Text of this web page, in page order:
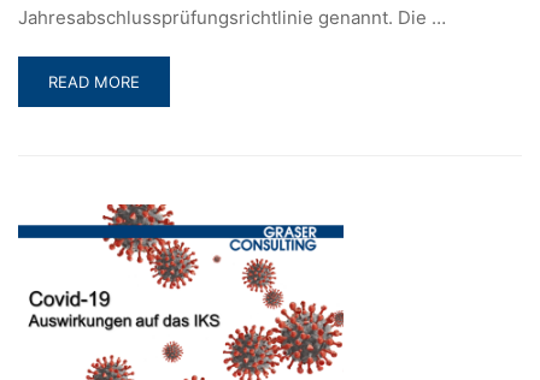
Jahresabschlussprüfungsrichtlinie genannt. Die …
READ
MORE
EUROSOX
–
QUALITATIVE
UNTERSCHIEDE
READ MORE